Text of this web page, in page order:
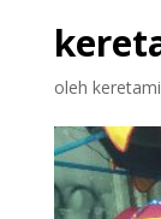
oleh